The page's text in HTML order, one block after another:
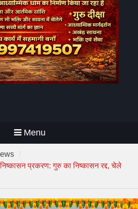
Menu
प्रकरण: गुरु का निष्कासन रद्द, चेले